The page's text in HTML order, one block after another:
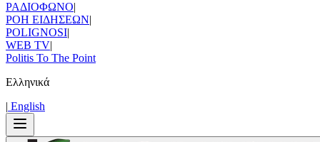
ΡΑΔΙΟΦΩΝΟ|
ΡΟΗ ΕΙΔΗΣΕΩΝ|
POLIGNOSI|
WEB TV|
Politis To The Point
Ελληνικά
| Εnglish